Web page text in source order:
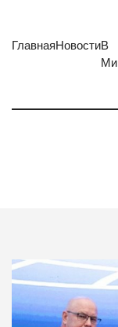
ГлавнаяНовостиВ